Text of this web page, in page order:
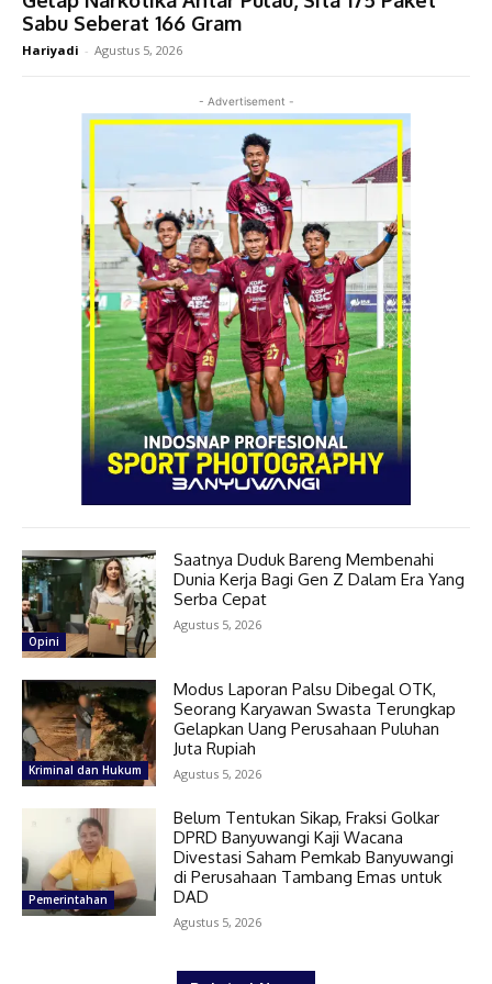
Sabu Seberat 166 Gram
Hariyadi - Agustus 5, 2026
- Advertisement -
Opini
Saatnya Duduk Bareng Membenahi
Dunia Kerja Bagi Gen Z Dalam Era Yang
Serba Cepat
Agustus 5, 2026
Kriminal dan Hukum
Modus Laporan Palsu Dibegal OTK,
Seorang Karyawan Swasta Terungkap
Gelapkan Uang Perusahaan Puluhan
Juta Rupiah
Agustus 5, 2026
Pemerintahan
Belum Tentukan Sikap, Fraksi Golkar
DPRD Banyuwangi Kaji Wacana
Divestasi Saham Pemkab Banyuwangi
di Perusahaan Tambang Emas untuk
DAD
Agustus 5, 2026